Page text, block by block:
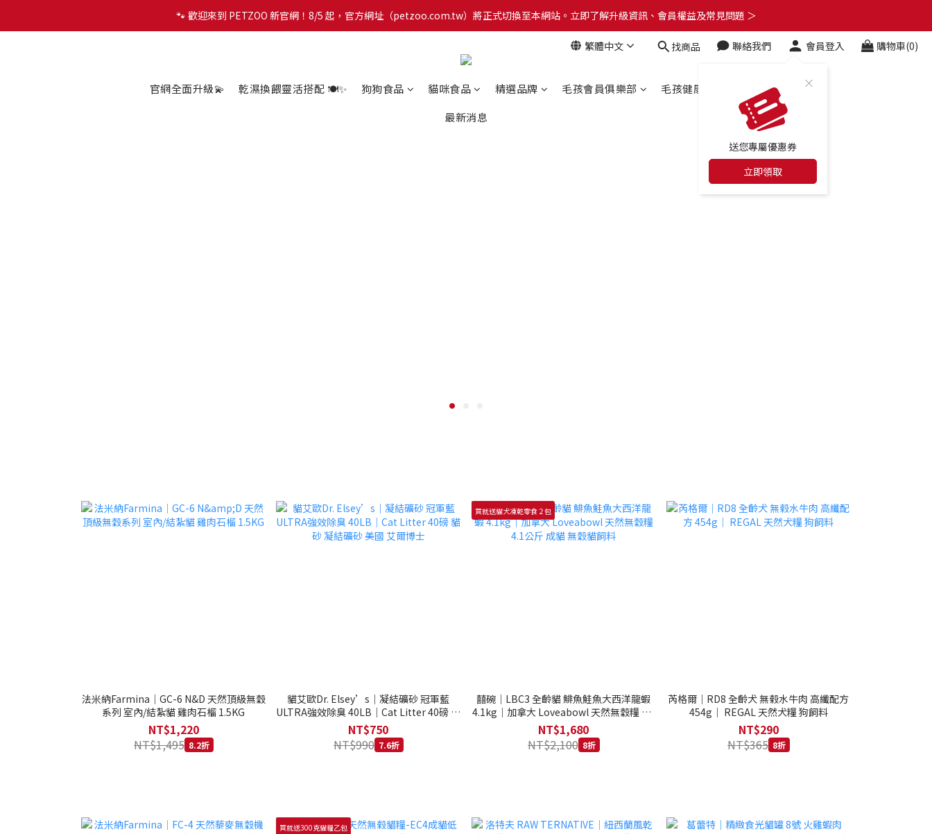
🐾 歡迎來到 PETZOO 新官網！8/5 起，官方網址（petzoo.com.tw）將正式切換至本網站。立即了解升級資訊、會員權益及常見問題 ＞
🐾 歡迎來到 PETZOO 新官網！8/5 起，官方網址（petzoo.com.tw）將正式切換至本網站。立即了解升級資訊、會員權益及常見問題 ＞
✨【新朋友見面禮】現在註冊即領 $100 購物金！全館滿 $1,500 享免運優惠 🎁
繁體中文 找商品 聯絡我們 會員登入
送您專屬優惠券
立即領取
購物車(0)
官網全面升級💫 乾濕換餵靈活搭配 🍽️✨ 狗狗食品 貓咪食品 精選品牌 毛孩會員俱樂部 毛孩健康百科
合作店家
最新消息
法米納Farmina｜GC-6 N&D 天然頂級無穀
系列 室內/結紮貓 雞肉石榴 1.5KG
NT$1,220
NT$1,495 8.2折
貓艾歐Dr. Elsey’s｜凝結礦砂 冠軍藍
ULTRA強效除臭 40LB｜Cat Litter 40磅 貓
砂 凝結礦砂 美國 艾爾博士
NT$750
NT$990 7.6折
買就送貓犬凍乾零食２包
囍碗｜LBC3 全齡貓 鯡魚鮭魚大西洋龍蝦
4.1kg｜加拿大 Loveabowl 天然無穀糧 4.1
公斤 成貓 無穀貓飼料
NT$1,680
NT$2,100 8折
芮格爾｜RD8 全齡犬 無榖水牛肉 高纖配方
454g｜ REGAL 天然犬糧 狗飼料
NT$290
NT$365 8折
買就送300克貓糧乙包